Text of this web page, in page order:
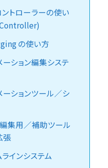
トローラーの使い
の使い方
ーション編集システ
ーションツール／シ
集用／補助ツール
張
ラインシステム